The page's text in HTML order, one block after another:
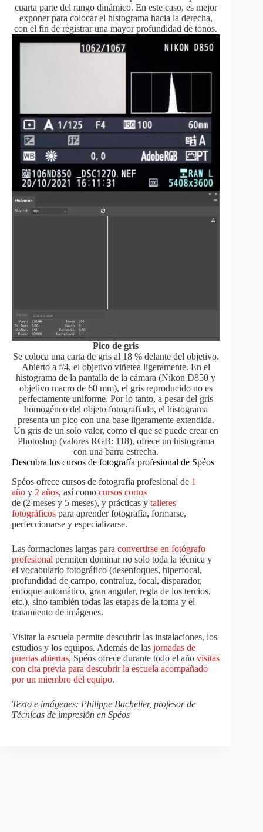
cuarta parte del rango dinámico. En este caso, es mejor
exponer para colocar el histograma hacia la derecha,
con el fin de registrar una mayor profundidad de tonos.
Pico de gris
Se coloca una carta de gris al 18 % delante del objetivo.
Abierto a f/4, el objetivo viñetea ligeramente. En el
histograma de la pantalla de la cámara (Nikon D850 y
objetivo macro de 60 mm), el gris reproducido no es
perfectamente uniforme. Por lo tanto, a pesar del gris
homogéneo del objeto fotografiado, el histograma
presenta un pico con una base ligeramente extendida.
Un gris de un solo valor, como el que se puede crear en
Photoshop (valores RGB: 118), ofrece un histograma
con una barra estrecha.
Descubra los cursos de fotografía profesional de Spéos
Spéos ofrece cursos de fotografía profesional de 1
año y 2 años, así como cursos cortos
de (2 meses y 5 meses), y prácticas y talleres
fotográficos para aprender fotografía, formarse,
perfeccionarse y especializarse.
Las formaciones largas para convertirse en fotógrafo
profesional permiten dominar no solo toda la técnica y
el vocabulario fotográfico (desenfoques, hiperfocal,
profundidad de campo, contraluz, focal, disparador,
enfoque automático, gran angular, regla de los tercios,
etc.), sino también todas las etapas de la toma y el
tratamiento de imágenes.
Visitar la escuela permite descubrir las instalaciones, los
estudios y los equipos. Además de las jornadas de
puertas abiertas, Spéos ofrece durante todo el año visitas
con cita previa para descubrir la escuela acompañado
por un miembro del equipo.
Texto e imágenes: Philippe Bachelier, profesor de
Técnicas de impresión en Spéos